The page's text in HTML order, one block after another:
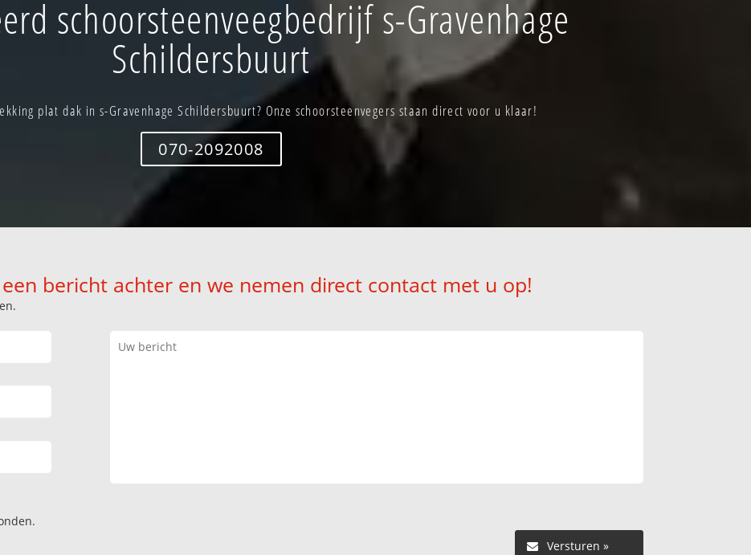
schoorsteenveegbedrijf s-Gravenhage
Schildersbuurt
plat dak in s-Gravenhage Schildersbuurt? Onze schoorsteenvegers staan direct voor u klaar!
070-2092008
bericht achter en we nemen direct contact met u op!
Versturen »